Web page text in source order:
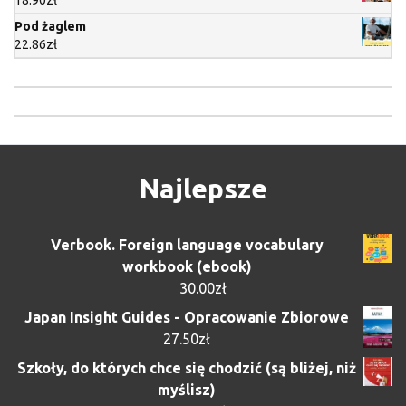
Pod żaglem
22.86zł
Najlepsze
Verbook. Foreign language vocabulary
workbook (ebook)
30.00zł
Japan Insight Guides - Opracowanie Zbiorowe
27.50zł
Szkoły, do których chce się chodzić (są bliżej, niż
myślisz)